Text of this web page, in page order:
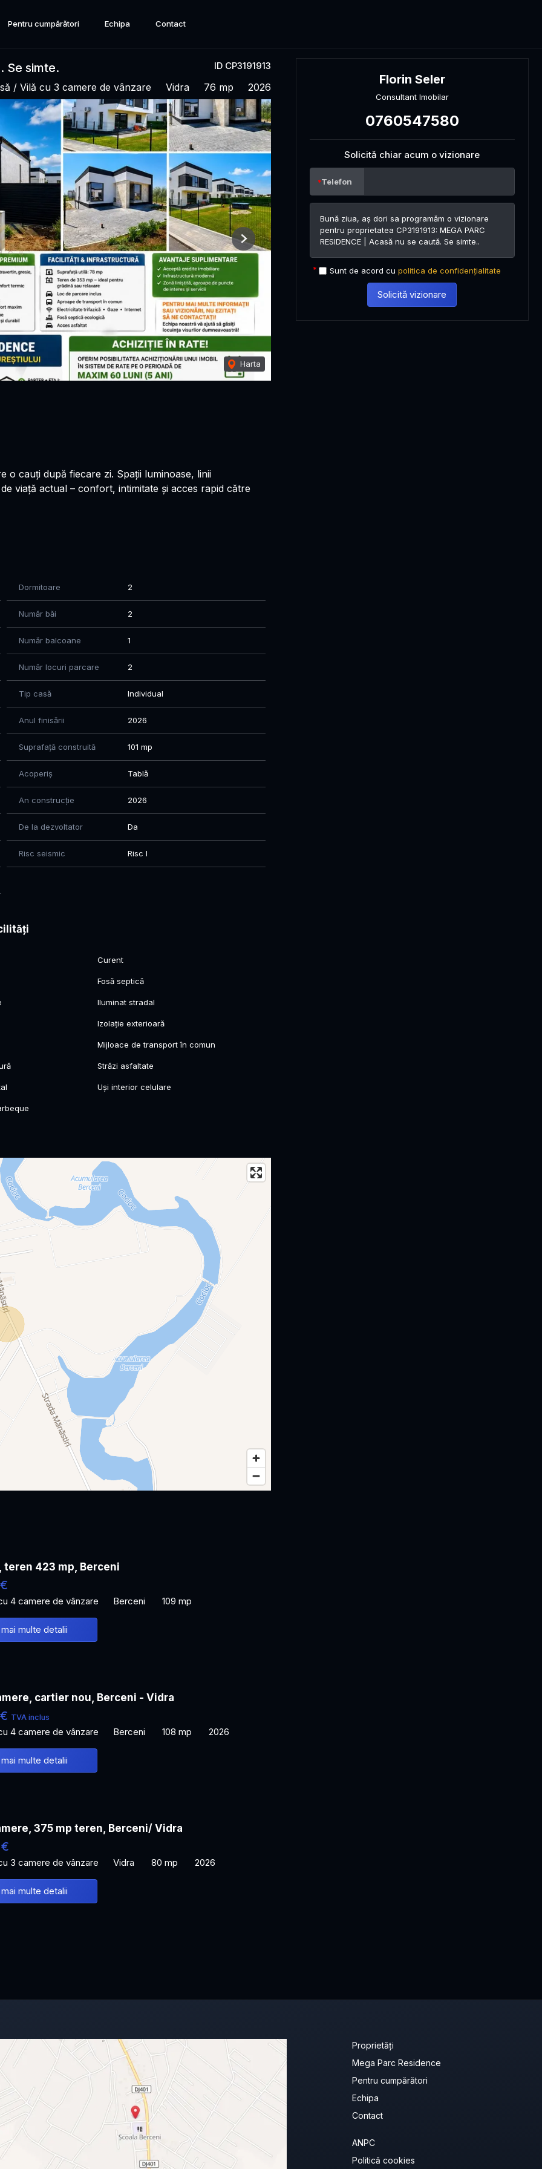
Pentru cumpărători Echipa Contact
ID CP3191913
Se simte.
/ Vilă cu 3 camere de vânzare Vidra 76 mp 2026
Harta
Next
o cauți după fiecare zi. Spații luminoase, linii
viață actual – confort, intimitate și acces rapid către
mult decât metri pătrați — își doresc un stil de viață.
diferite.
rate (până la 60 luni).
pentru viitor.
Dormitoare 2
Număr băi 2
Număr balcoane 1
Număr locuri parcare 2
Tip casă Individual
Anul finisării 2026
Suprafață construită 101 mp
Acoperiș Tablă
An construcție 2026
De la dezvoltator Da
Risc seismic Risc I
Curent
Fosă septică
Iluminat stradal
Izolație exterioară
Mijloace de transport în comun
Străzi asfaltate
Uși interior celulare
Florin Seler
Consultant Imobilar
0760547580
Solicită chiar acum o vizionare
Telefon
Sunt de acord cu politica de confidențialitate
Solicită vizionare
teren 423 mp, Berceni
4 camere de vânzare Berceni 109 mp
multe detalii
cartier nou, Berceni - Vidra
TVA inclus
4 camere de vânzare Berceni 108 mp 2026
multe detalii
375 mp teren, Berceni/ Vidra
3 camere de vânzare Vidra 80 mp 2026
multe detalii
Proprietăți
Mega Parc Residence
Pentru cumpărători
Echipa
Contact
ANPC
Politică cookies